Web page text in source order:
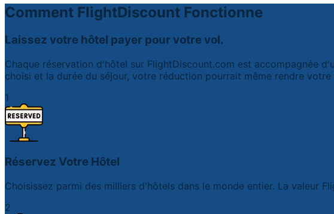
Comment FlightDiscount Fonctionne
Laissez votre hôtel payer pour votre vol.
Chaque réservation d'hôtel sur FlightDiscount.com est accompagnée
choisi et la durée du séjour, votre réduction pourrait même rendre
1
Réservez Votre Hôtel
Choisissez parmi des milliers d'hôtels dans le monde entier. La valeur
2